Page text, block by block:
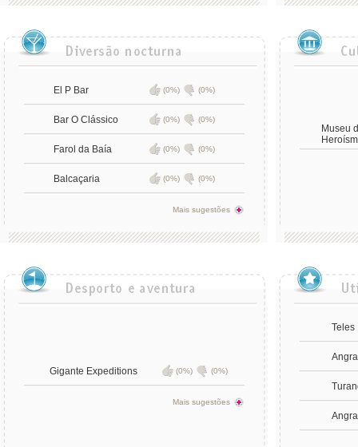
El P Bar (0%) (0%)
Bar O Clássico (0%) (0%)
Farol da Baía (0%) (0%)
Balcaçaria (0%) (0%)
Mais sugestões
Museu
Gigante Expeditions (0%) (0%)
Mais sugestões
Teles